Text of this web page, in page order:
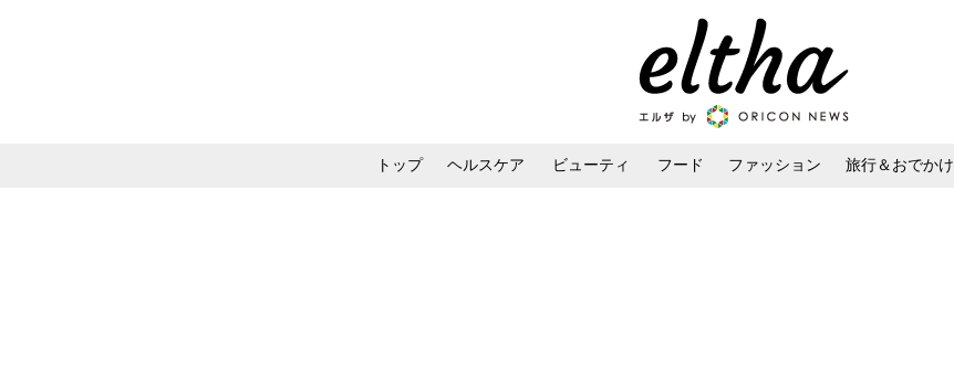
トップ ヘルスケア ビューティ フード ファッション 旅行＆おでかけ